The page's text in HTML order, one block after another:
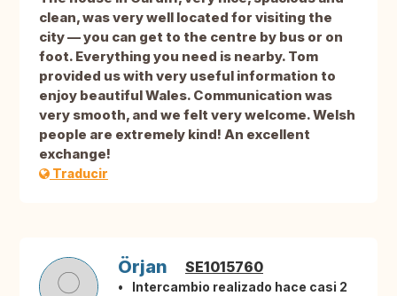
clean, was very well located for visiting the
city — you can get to the centre by bus or on
foot. Everything you need is nearby. Tom
provided us with very useful information to
enjoy beautiful Wales. Communication was
very smooth, and we felt very welcome. Welsh
people are extremely kind! An excellent
exchange!
Traducir
Örjan SE1015760
Intercambio realizado hace casi 2